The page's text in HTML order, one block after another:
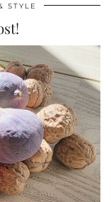
STYLE